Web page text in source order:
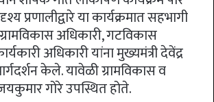
प्रणालीद्वारे या कार्यक्रमात सहभागी
अधिकारी, गटविकास
अधिकारी यांना मुख्यमंत्री देवेंद्र
केले. यावेळी ग्रामविकास व
गोरे उपस्थित होते.